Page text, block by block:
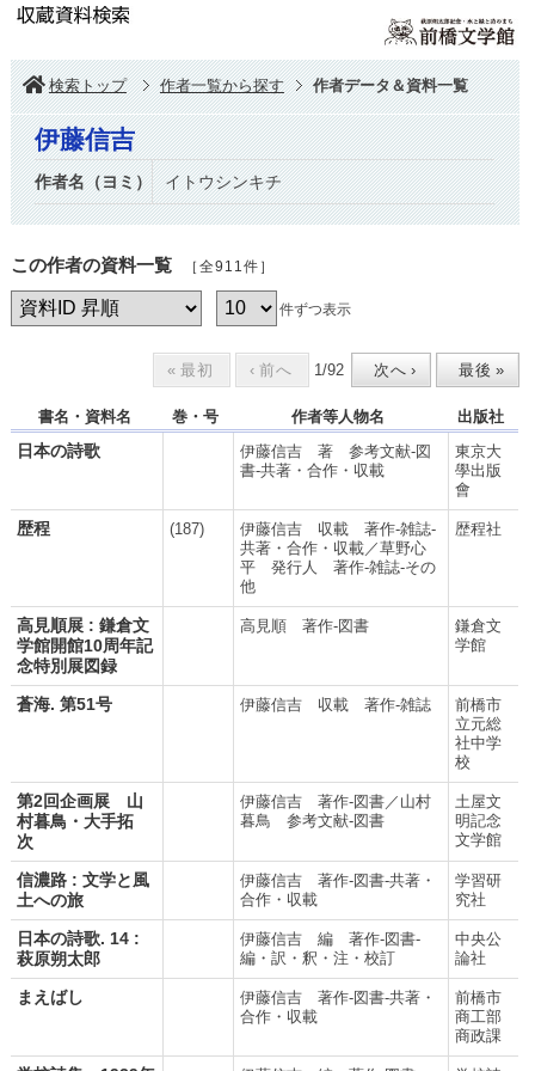
検索トップ 作者一覧から探す 作者データ＆資料一覧
伊藤信吉
作者名（ヨミ） イトウシンキチ
この作者の資料一覧 ［全911件］
件ずつ表示
« 最初 ‹ 前へ 1/92 次へ › 最後 »
書名・資料名 巻・号 作者等人物名 出版社
日本の詩歌
伊藤信吉 著 参考文献-図
書-共著・合作・収載
東京大
學出版
會
歴程 (187)
伊藤信吉 収載 著作-雑誌-
共著・合作・収載／草野心
平 発行人 著作-雑誌-その
他
歴程社
高見順展 : 鎌倉文
学館開館10周年記
念特別展図録
高見順 著作-図書
鎌倉文
学館
蒼海. 第51号 伊藤信吉 収載 著作-雑誌
前橋市
立元総
社中学
校
第2回企画展 山
村暮鳥・大手拓
次
伊藤信吉 著作-図書／山村
暮鳥 参考文献-図書
土屋文
明記念
文学館
信濃路 : 文学と風
土への旅
伊藤信吉 著作-図書-共著・
合作・収載
学習研
究社
日本の詩歌. 14 :
萩原朔太郎
伊藤信吉 編 著作-図書-
編・訳・釈・注・校訂
中央公
論社
まえばし
伊藤信吉 著作-図書-共著・
合作・収載
前橋市
商工部
商政課